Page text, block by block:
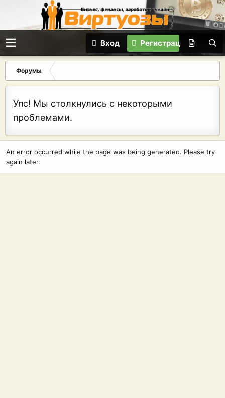
Вход Регистрация
Форумы
Упс! Мы столкнулись с некоторыми
проблемами.
An error occurred while the page was being generated. Please try
again later.